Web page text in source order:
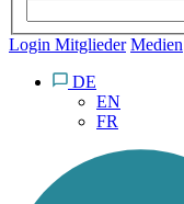
Login Mitglieder Medien
DE
EN
FR